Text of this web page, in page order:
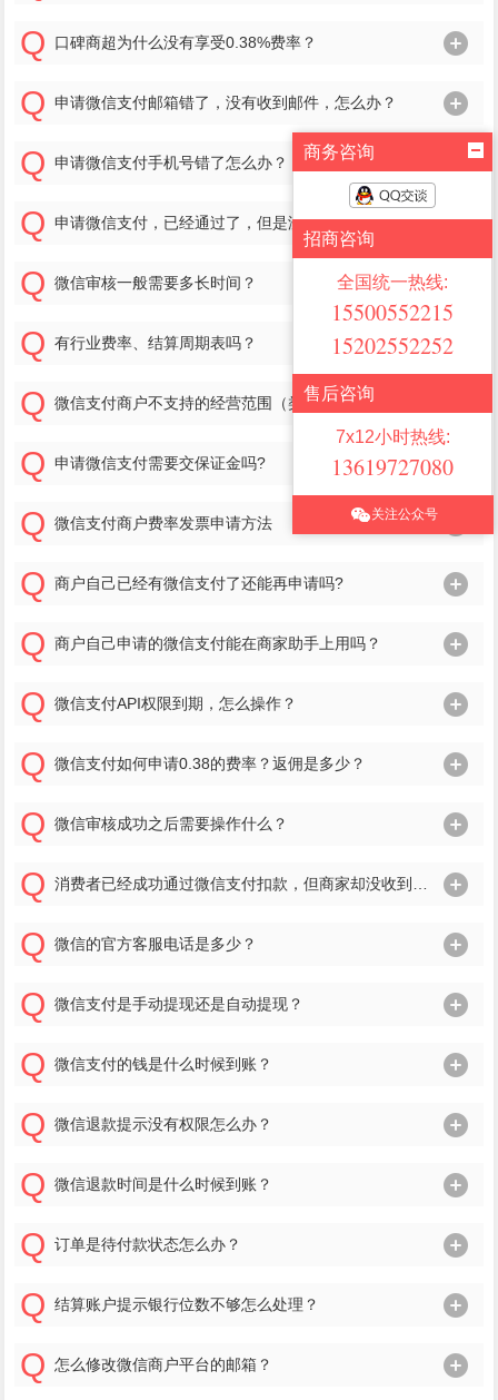
口碑商超为什么没有享受0.38%费率？
申请微信支付邮箱错了，没有收到邮件，怎么办？
申请微信支付手机号错了怎么办？
申请微信支付，已经通过了，但是没有收到银行打款怎么办？
微信审核一般需要多长时间？
有行业费率、结算周期表吗？
微信支付商户不支持的经营范围（类目）有哪些？
申请微信支付需要交保证金吗?
微信支付商户费率发票申请方法
商户自己已经有微信支付了还能再申请吗?
商户自己申请的微信支付能在商家助手上用吗？
微信支付API权限到期，怎么操作？
微信支付如何申请0.38的费率？返佣是多少？
微信审核成功之后需要操作什么？
微信的官方客服电话是多少？
微信支付是手动提现还是自动提现？
微信支付的钱是什么时候到账？
微信退款提示没有权限怎么办？
微信退款时间是什么时候到账？
订单是待付款状态怎么办？
结算账户提示银行位数不够怎么处理？
怎么修改微信商户平台的邮箱？
商务咨询
招商咨询
全国统一热线:
15500552215
15202552252
售后咨询
7x12小时热线:
13619727080
关注公众号